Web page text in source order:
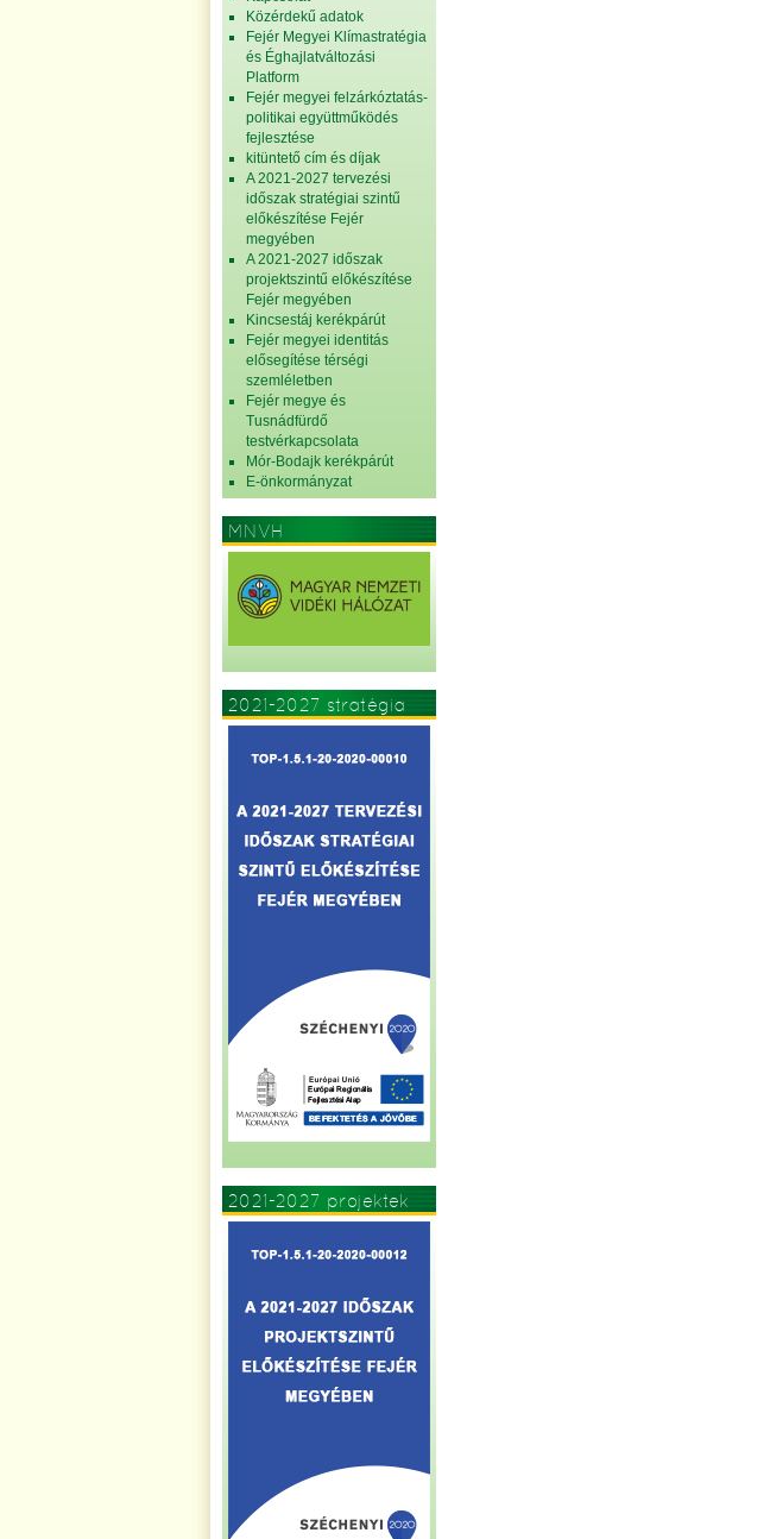
Közérdekű adatok
Fejér Megyei Klímastratégia
és Éghajlatváltozási
Platform
Fejér megyei felzárkóztatás-
politikai együttműködés
fejlesztése
kitüntető cím és díjak
A 2021-2027 tervezési
időszak stratégiai szintű
előkészítése Fejér
megyében
A 2021-2027 időszak
projektszintű előkészítése
Fejér megyében
Kincsestáj kerékpárút
Fejér megyei identitás
elősegítése térségi
szemléletben
Fejér megye és
Tusnádfürdő
testvérkapcsolata
Mór-Bodajk kerékpárút
E-önkormányzat
MNVH
2021-2027 stratégia
2021-2027 projektek